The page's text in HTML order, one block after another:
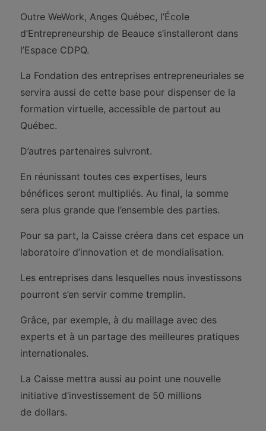
Outre WeWork, Anges Québec, l’École
d’Entrepreneurship de Beauce s’installeront dans
l’Espace CDPQ.
La Fondation des entreprises entrepreneuriales se
servira aussi de cette base pour dispenser de la
formation virtuelle, accessible de partout au
Québec.
D’autres partenaires suivront.
En réunissant toutes ces expertises, leurs
bénéfices seront multipliés. Au final, la somme
sera plus grande que l’ensemble des parties.
Pour sa part, la Caisse créera dans cet espace un
laboratoire d’innovation et de mondialisation.
Les entreprises dans lesquelles nous investissons
pourront s’en servir comme tremplin.
Grâce, par exemple, à du maillage avec des
experts et à un partage des meilleures pratiques
internationales.
La Caisse mettra aussi au point une nouvelle
initiative d’investissement de 50 millions
de dollars.